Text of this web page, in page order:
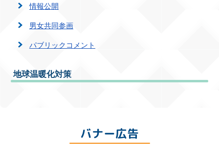
情報公開
男女共同参画
パブリックコメント
地球温暖化対策
バナー広告